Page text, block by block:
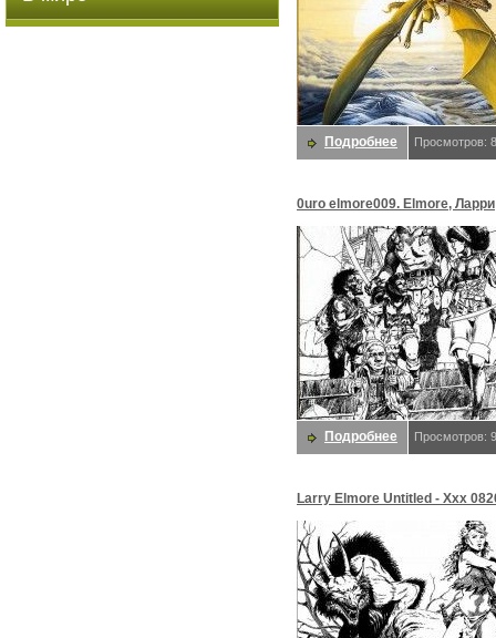
Подробнее Просмотров:
0uro elmore009. Elmore, Ларри
Подробнее Просмотров:
Larry Elmore Untitled - Xxx
Elmore, Ларри